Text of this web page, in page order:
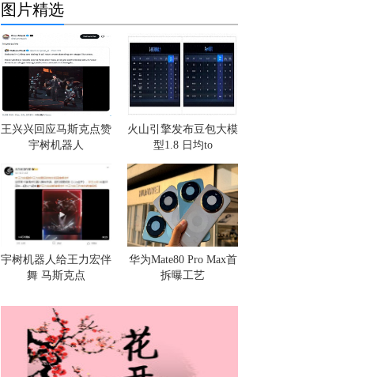
图片精选
王兴兴回应马斯克点赞
宇树机器人
火山引擎发布豆包大模
型1.8 日均to
宇树机器人给王力宏伴
舞 马斯克点
华为Mate80 Pro Max首
拆曝工艺